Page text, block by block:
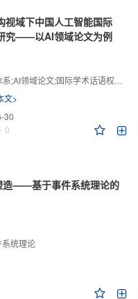
视域下中国人工智能国际
究——以AI领域论文为例
;国际学术话语权评价;学术影响力;学术感知力;学术传播力;学术引领力
文>
30
0
造——基于事件系统理论的
统理论